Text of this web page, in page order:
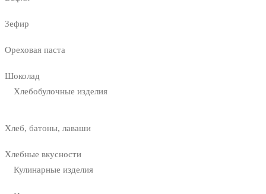
Зефир
Ореховая паста
Шоколад
Хлебобулочные изделия
Хлеб, батоны, лаваши
Хлебные вкусности
Кулинарные изделия